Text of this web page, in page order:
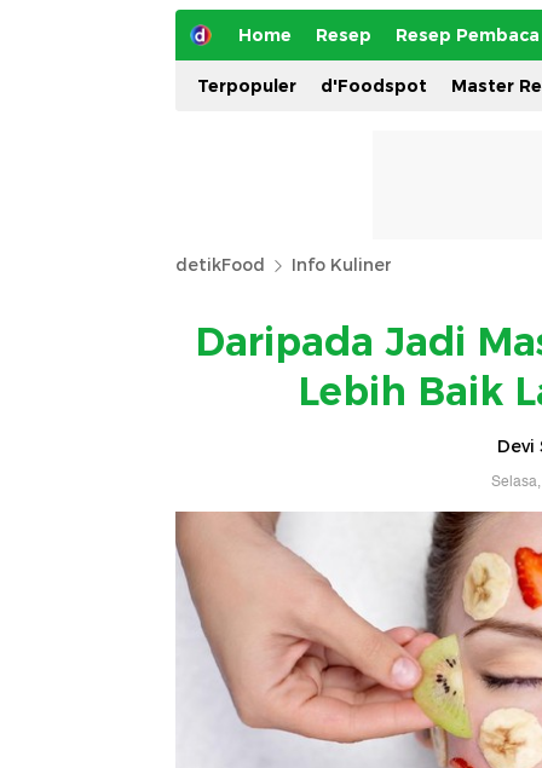
Home Resep Resep Pembaca
Terpopuler d'Foodspot Master
detikFood Info Kuliner
Daripada Jadi
Lebih Baik
Devi